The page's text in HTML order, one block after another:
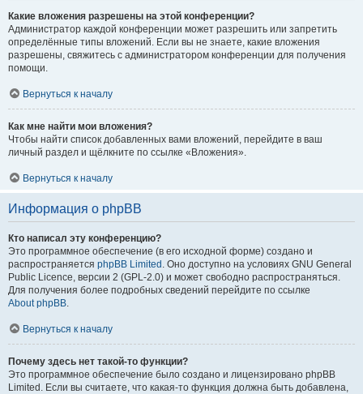
Какие вложения разрешены на этой конференции?
Администратор каждой конференции может разрешить или запретить
определённые типы вложений. Если вы не знаете, какие вложения
разрешены, свяжитесь с администратором конференции для получения
помощи.
Вернуться к началу
Как мне найти мои вложения?
Чтобы найти список добавленных вами вложений, перейдите в ваш
личный раздел и щёлкните по ссылке «Вложения».
Вернуться к началу
Информация о phpBB
Кто написал эту конференцию?
Это программное обеспечение (в его исходной форме) создано и
распространяется phpBB Limited . Оно доступно на условиях GNU General
Public Licence, версии 2 (GPL-2.0) и может свободно распространяться.
Для получения более подробных сведений перейдите по ссылке
About phpBB.
Вернуться к началу
Почему здесь нет такой-то функции?
Это программное обеспечение было создано и лицензировано phpBB
Limited. Если вы считаете, что какая-то функция должна быть добавлена,